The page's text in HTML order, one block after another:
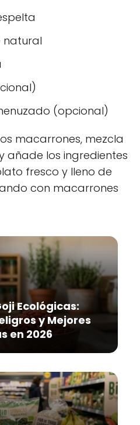
natural
(opcional)
macarrones, mezcla
añade los ingredientes
fresco y lleno de
con macarrones
Ecológicas:
y Mejores
en 2026